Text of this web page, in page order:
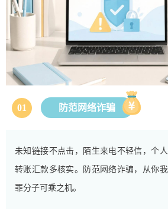
01 防范网络诈骗
未知链接不点击，陌生来电不轻信，个人
转账汇款多核实。防范网络诈骗，从你
罪分子可乘之机。